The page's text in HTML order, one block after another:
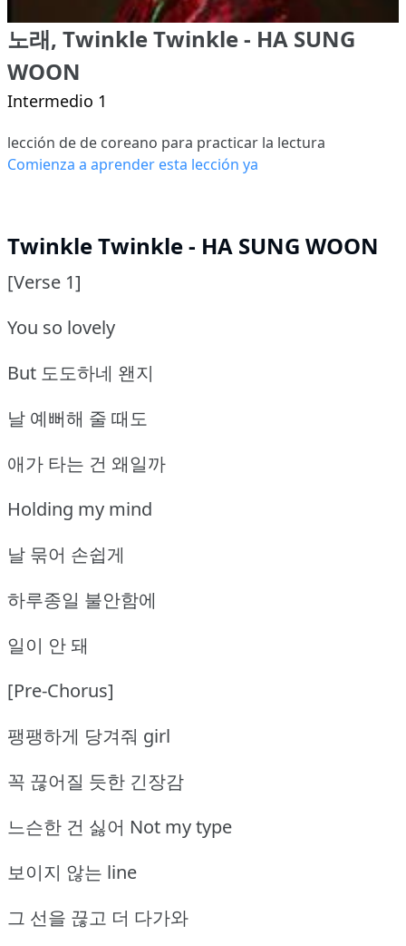
노래, Twinkle Twinkle - HA SUNG
WOON
Intermedio 1
lección de de coreano para practicar la lectura
Comienza a aprender esta lección ya
Twinkle Twinkle - HA SUNG WOON
[Verse 1]
You so lovely
But 도도하네 왠지
날 예뻐해 줄 때도
애가 타는 건 왜일까
Holding my mind
날 묶어 손쉽게
하루종일 불안함에
일이 안 돼
[Pre-Chorus]
팽팽하게 당겨줘 girl
꼭 끊어질 듯한 긴장감
느슨한 건 싫어 Not my type
보이지 않는 line
그 선을 끊고 더 다가와